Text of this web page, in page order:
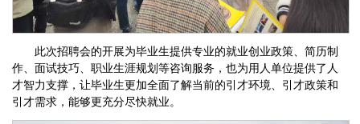
此次招聘会的开展为毕业生提供专业的就业创业政策、简历制
作、面试技巧、职业生涯规划等咨询服务，也为用人单位提供了人
才智力支撑，让毕业生更加全面了解当前的引才环境、引才政策和
引才需求，能够更充分尽快就业。